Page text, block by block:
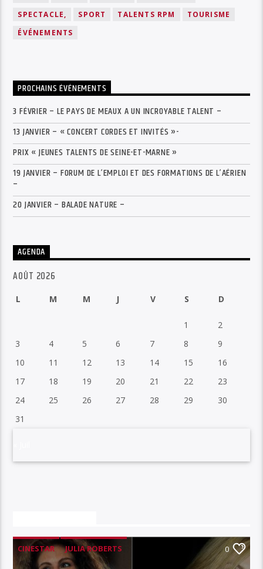
SPECTACLE,
SPORT TALENTS RPM
TOURISME
ÉVÉNEMENTS
PROCHAINS ÉVÉNEMENTS
3 FÉVRIER – LE PAYS DE MEAUX A UN INCROYABLE TALENT –
13 JANVIER – « CONCERT CORDES ET INVITÉS »-
PRIX « JEUNES TALENTS DE SEINE-ET-MARNE »
19 JANVIER – FORUM DE L’EMPLOI ET DES FORMATIONS DE L’AÉRIEN
–
20 JANVIER – BALADE NATURE –
AGENDA
AOÛT 2026
L M M J V S D
1
2
3
4 5 6 7 8
9
10
11 12 13 14 15
16
17
18 19 20 21 22
23
24
25 26 27 28 29
30
31
CINESTAR JULIA ROBERTS 0